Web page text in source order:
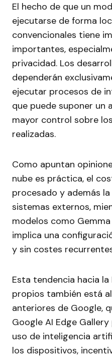
El hecho de que un
ejecutarse de forma
convencionales tiene
importantes,
privacidad. Los
dependerán
ejecutar procesos de
que puede suponer un
mayor control sobre
realizadas.
Como apuntan
nube es práctica, el
procesado y además
sistemas externos,
modelos como
implica una
y sin costes
Esta tendencia hacia
propios también está
anteriores de Google,
Google AI Edge
uso de inteligencia
los dispositivos,